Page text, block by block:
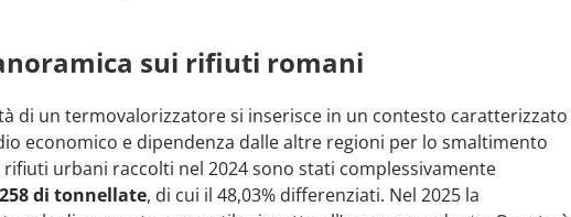
sui rifiuti romani
di un termovalorizzatore si inserisce in un contesto caratterizzato
economico e dipendenza dalle altre regioni per lo smaltimento
urbani raccolti nel 2024 sono stati complessivamente
di tonnellate, di cui il 48,03% differenziati. Nel 2025 la